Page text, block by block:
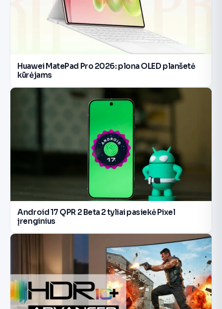
Huawei MatePad Pro 2026: plona OLED planšetė
kūrėjams
Android 17 QPR 2 Beta 2 tyliai pasiekė Pixel
įrenginius